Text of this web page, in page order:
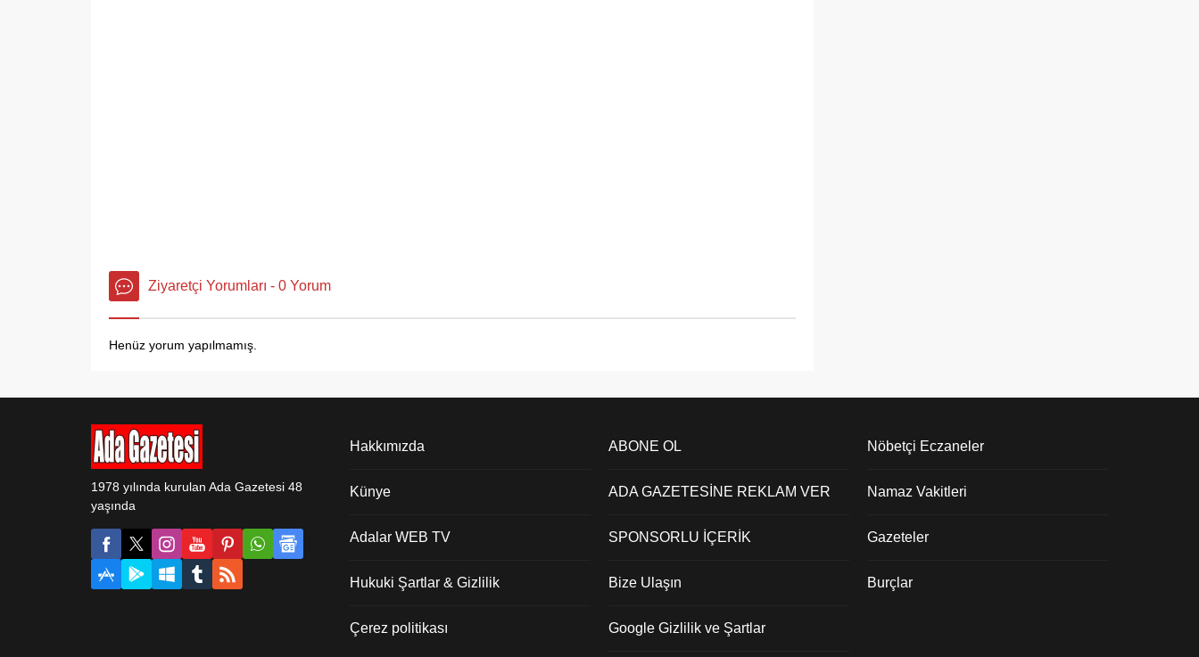
Ziyaretçi Yorumları - 0 Yorum
Henüz yorum yapılmamış.
1978 yılında kurulan Ada Gazetesi 48
yaşında
Hakkımızda
Künye
Adalar WEB TV
Hukuki Şartlar & Gizlilik
Çerez politikası
ABONE OL
ADA GAZETESİNE REKLAM VER
SPONSORLU İÇERİK
Bize Ulaşın
Google Gizlilik ve Şartlar
Nöbetçi Eczaneler
Namaz Vakitleri
Gazeteler
Burçlar